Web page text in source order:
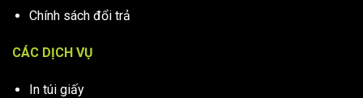
Chính sách đổi trả
CÁC DỊCH VỤ
In túi giấy